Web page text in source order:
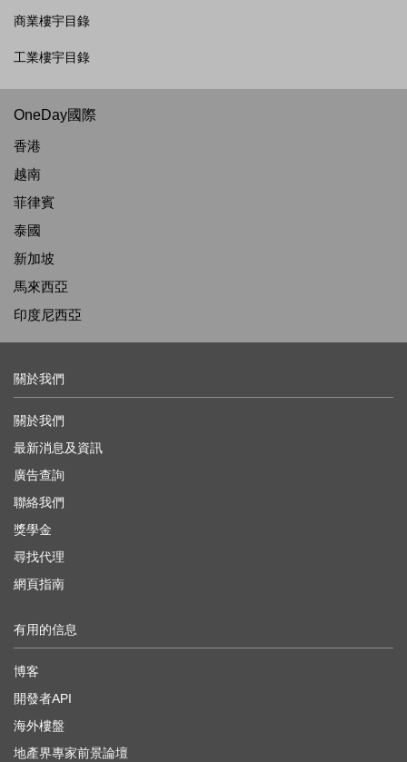
商業樓宇目錄
工業樓宇目錄
OneDay國際
香港
越南
菲律賓
泰國
新加坡
馬來西亞
印度尼西亞
關於我們
關於我們
最新消息及資訊
廣告查詢
聯絡我們
獎學金
尋找代理
網頁指南
有用的信息
博客
開發者API
海外樓盤
地產界專家前景論壇